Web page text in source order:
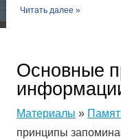
Читать далее »
Основные
Материалы »
принципы